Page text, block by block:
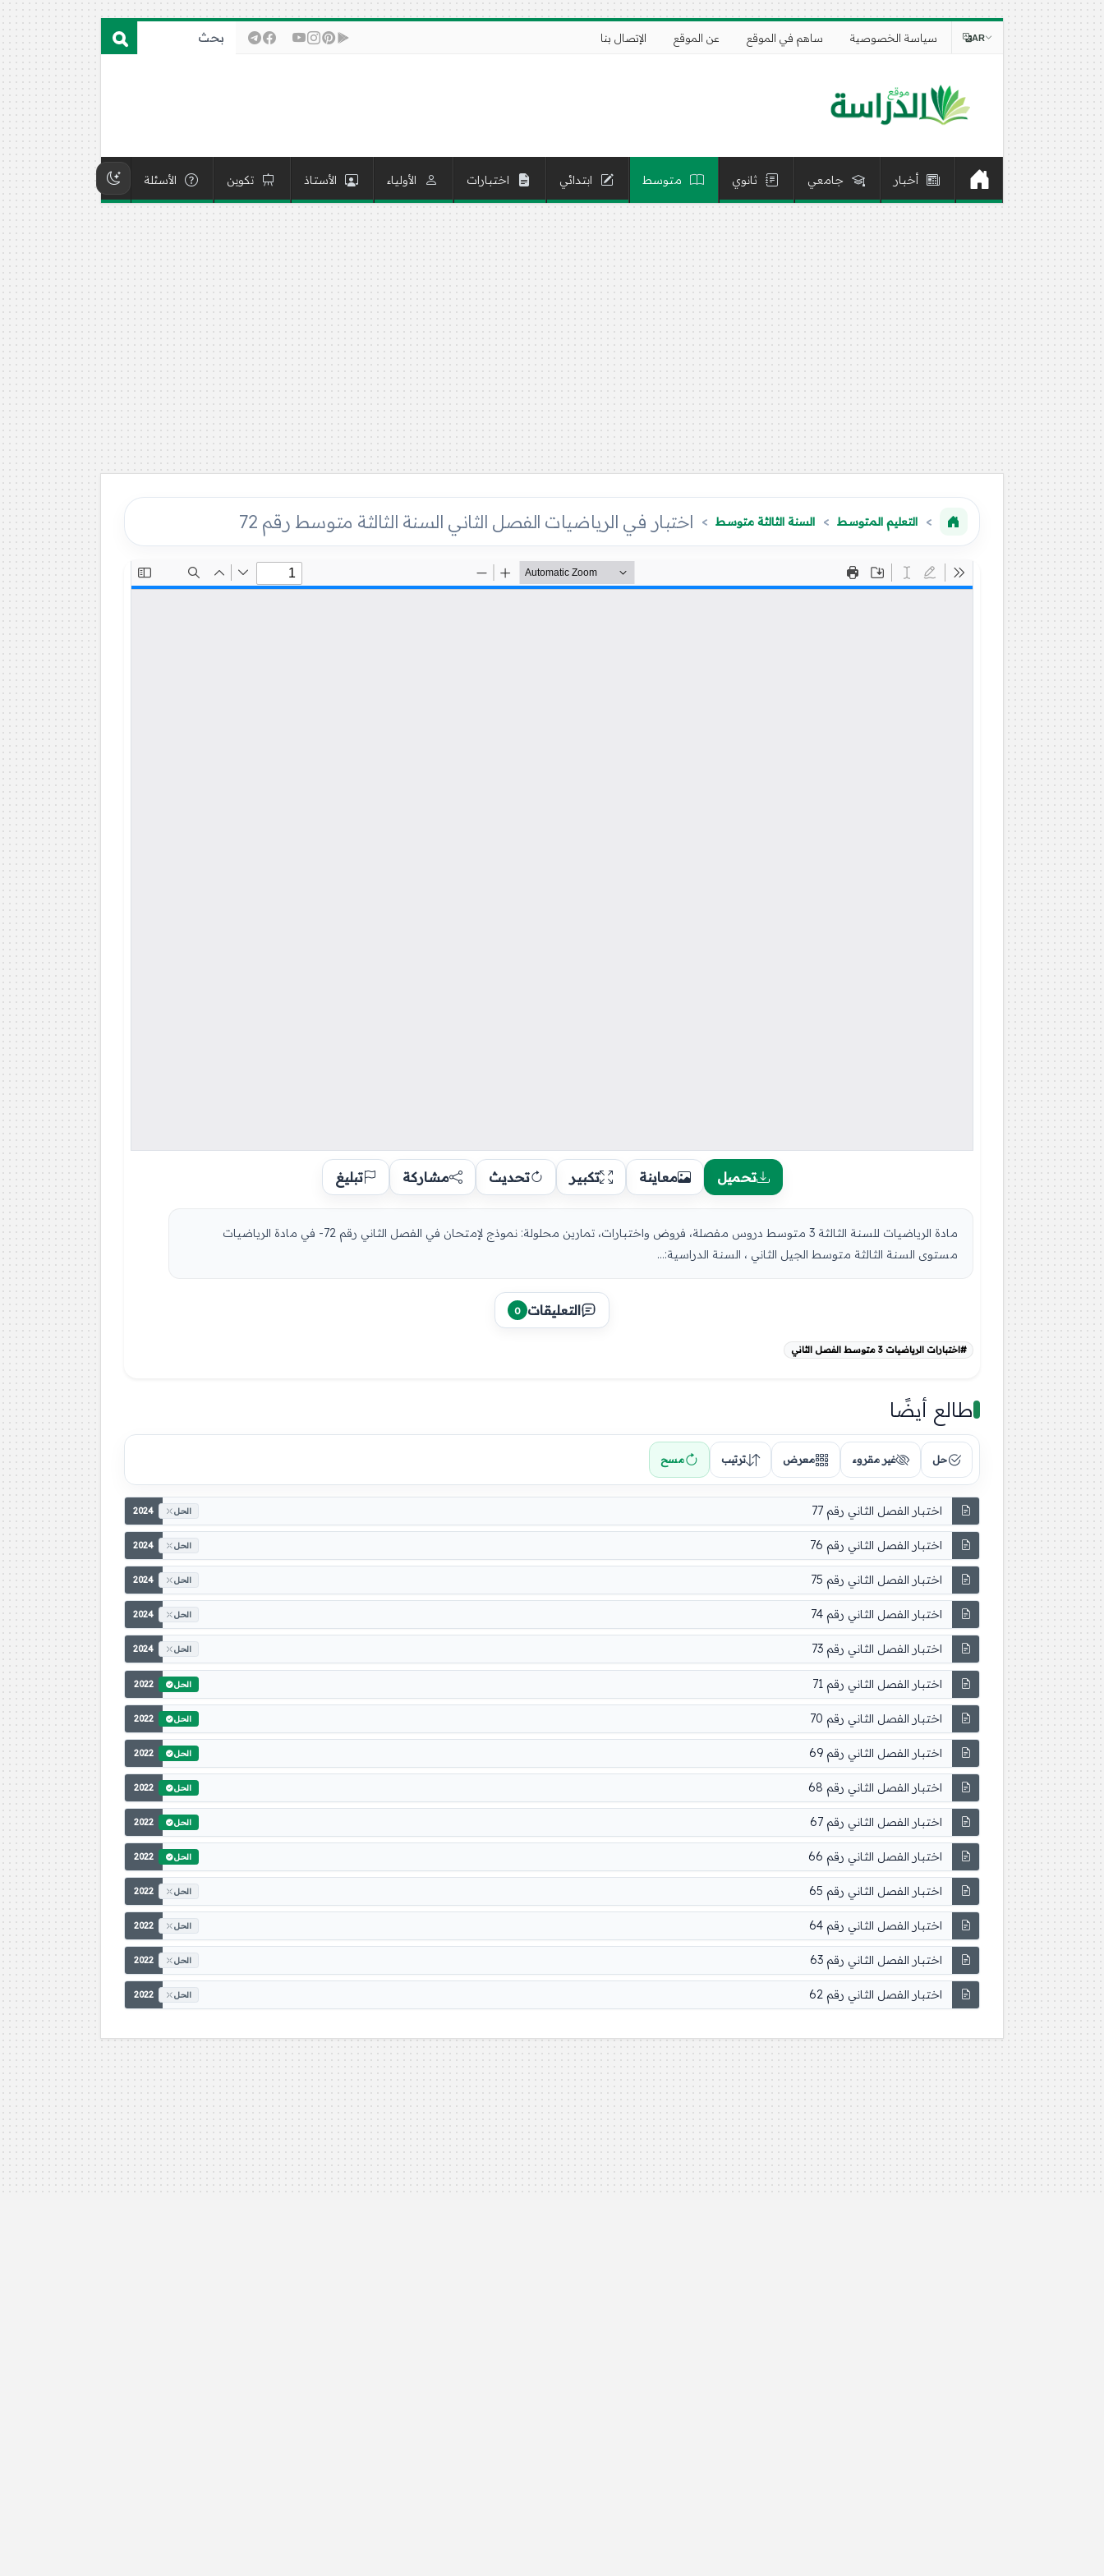
سياسة الخصوصية ساهم في الموقع عن الموقع الإتصال بنا AR
أخبار جامعي ثانوي متوسط ابتدائي اختبارات الأولياء الأستاذ تكوين الأسئلة
التعليم المتوسط السنة الثالثة متوسط اختبار في الرياضيات الفصل الثاني السنة الثالثة متوسط رقم 72
تحميل معاينة تكبير تحديث مشاركة تبليغ
مادة الرياضيات للسنة الثالثة 3 متوسط دروس مفصلة، فروض واختبارات، تمارين محلولة: نموذج لإمتحان في الفصل الثاني رقم 72- في مادة الرياضيات
مستوى السنة الثالثة متوسط الجيل الثاني ، السنة الدراسية:...
التعليقات 0
#اختبارات الرياضيات 3 متوسط الفصل الثاني
طالع أيضًا
حل غير مقروء معرض ترتيب مسح
اختبار الفصل الثاني رقم 77 2024 الحل
اختبار الفصل الثاني رقم 76 2024 الحل
اختبار الفصل الثاني رقم 75 2024 الحل
اختبار الفصل الثاني رقم 74 2024 الحل
اختبار الفصل الثاني رقم 73 2024 الحل
اختبار الفصل الثاني رقم 71 2022 الحل
اختبار الفصل الثاني رقم 70 2022 الحل
اختبار الفصل الثاني رقم 69 2022 الحل
اختبار الفصل الثاني رقم 68 2022 الحل
اختبار الفصل الثاني رقم 67 2022 الحل
اختبار الفصل الثاني رقم 66 2022 الحل
اختبار الفصل الثاني رقم 65 2022 الحل
اختبار الفصل الثاني رقم 64 2022 الحل
اختبار الفصل الثاني رقم 63 2022 الحل
اختبار الفصل الثاني رقم 62 2022 الحل